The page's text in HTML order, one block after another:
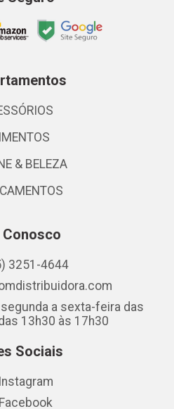
& BELEZA
Conosco
3251-4644
a sexta-feira das
13h30 às 17h30
Sociais
Instagram
Facebook